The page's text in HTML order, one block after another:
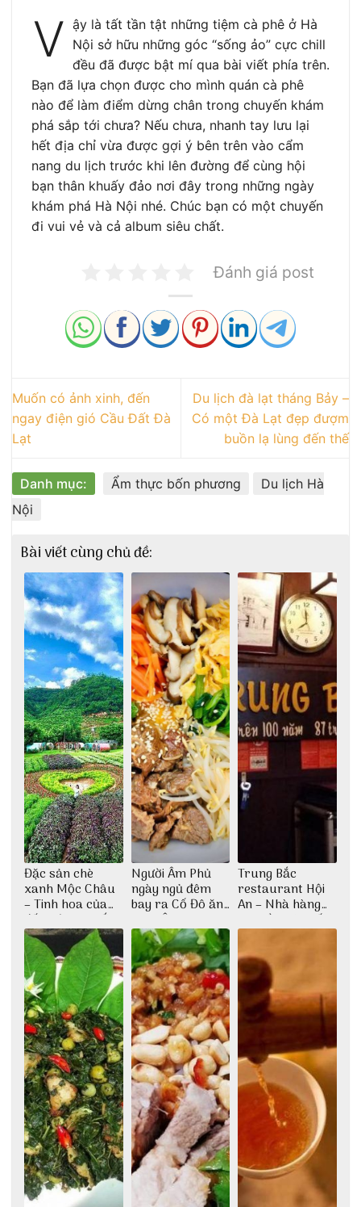
V ậy là tất tần tật những tiệm cà phê ở Hà
Nội sở hữu những góc “sống ảo” cực chill
đều đã được bật mí qua bài viết phía trên.
Bạn đã lựa chọn được cho mình quán cà phê
nào để làm điểm dừng chân trong chuyến khám
phá sắp tới chưa? Nếu chưa, nhanh tay lưu lại
hết địa chỉ vừa được gợi ý bên trên vào cẩm
nang du lịch trước khi lên đường để cùng hội
bạn thân khuấy đảo nơi đây trong những ngày
khám phá Hà Nội nhé. Chúc bạn có một chuyến
đi vui vẻ và cả album siêu chất.
Đánh giá post
Muốn có ảnh xinh, đến
ngay điện gió Cầu Đất Đà
Lạt
Du lịch đà lạt tháng Bảy –
Có một Đà Lạt đẹp đượm
buồn lạ lùng đến thế
Danh mục: Ẩm thực bốn phương
Du lịch Hà
Nội
Bài viết cùng chủ đề:
Đặc sản chè
xanh Mộc Châu
– Tinh hoa của
đất trời Tây Bắc
Người Âm Phủ
ngày ngủ đêm
bay ra Cố Đô ăn
Cơm Âm Phủ
Huế
Trung Bắc
restaurant Hội
An – Nhà hàng
cao lầu có thiết
kế vô cùng ấn
tượng giữa lòng
phố Hội